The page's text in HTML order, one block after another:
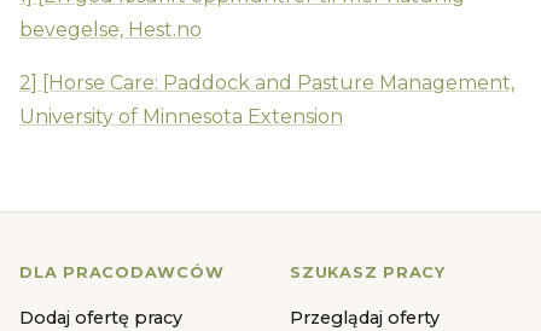
bevegelse, Hest.no
2] [Horse Care: Paddock and Pasture Management,
University of Minnesota Extension
DLA PRACODAWCÓW
Dodaj ofertę pracy
SZUKASZ PRACY
Przeglądaj oferty